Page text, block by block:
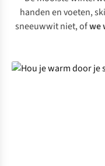
handen en voeten,
sneeuwwit niet, ofwe